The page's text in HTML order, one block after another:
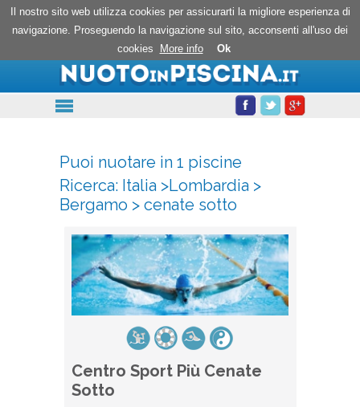
Nuoto in piscina
Puoi nuotare in 1 piscine
Ricerca: Italia>Lombardia>
Bergamo > cenate sotto
Centro Sport Più Cenate
Sotto
Il nostro sito web utilizza cookies per assicurarti la migliore esperienza di
navigazione. Proseguendo la navigazione sul sito, acconsenti all'uso dei
cookies
More info Ok